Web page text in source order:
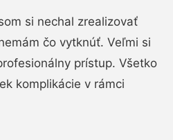
si nechal zrealizovať
čo vytknúť. Veľmi si
prístup. Všetko
komplikácie v rámci